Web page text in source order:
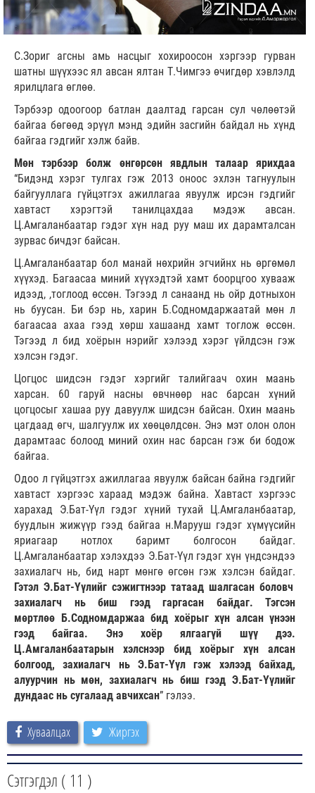
С.Зориг агсны амь насцыг хохироосон хэргээр гурван
шатны шүүхээс ял авсан ялтан Т.Чимгээ өчигдөр хэвлэлд
ярилцлага өглөө.
Тэрбээр одоогоор батлан даалтад гарсан сул чөлөөтэй
байгаа бөгөөд эрүүл мэнд эдийн засгийн байдал нь хүнд
байгаа гэдгийг хэлж байв.
Мөн тэрбээр болж өнгөрсөн явдлын талаар ярихдаа
“Бидэнд хэрэг тулгах гэж 2013 оноос эхлэн тагнуулын
байгууллага гүйцэтгэх ажиллагаа явуулж ирсэн гэдгийг
хавтаст хэрэгтэй танилцахдаа мэдэж авсан.
Ц.Амгаланбаатар гэдэг хүн над руу маш их дарамталсан
зурвас бичдэг байсан.
Ц.Амгаланбаатар бол манай нөхрийн эгчийнх нь өргөмөл
хүүхэд. Багаасаа миний хүүхэдтэй хамт боорцгоо хувааж
идээд, ,тоглоод өссөн. Тэгээд л санаанд нь ойр дотныхон
нь буусан. Би бэр нь, харин Б.Содномдаржаатай мөн л
багаасаа ахаа гээд хөрш хашаанд хамт тоглож өссөн.
Тэгээд л бид хоёрын нэрийг хэлээд хэрэг үйлдсэн гэж
хэлсэн гэдэг.
Цогцос шидсэн гэдэг хэргийг талийгаач охин маань
харсан. 60 гаруй насны өвчнөөр нас барсан хүний
цогцосыг хашаа руу давуулж шидсэн байсан. Охин маань
цагдаад өгч, шалгуулж их хөөцөлдсөн. Энэ мэт олон олон
дарамтаас болоод миний охин нас барсан гэж би бодож
байгаа.
Одоо л гүйцэтгэх ажиллагаа явуулж байсан байна гэдгийг
хавтаст хэргээс хараад мэдэж байна. Хавтаст хэргээс
харахад Э.Бат-Үүл гэдэг хүний тухай Ц.Амгаланбаатар,
буудлын жижүүр гээд байгаа н.Марууш гэдэг хүмүүсийн
яриагаар нотлох баримт болгосон байдаг.
Ц.Амгаланбаатар хэлэхдээ Э.Бат-Үүл гэдэг хүн үндсэндээ
захиалагч нь, бид нарт мөнгө өгсөн гэж хэлсэн байдаг.
Гэтэл Э.Бат-Үүлийг сэжигтнээр татаад шалгасан боловч
захиалагч нь биш гээд гаргасан байдаг. Тэгсэн
мөртлөө Б.Содномдаржаа бид хоёрыг хүн алсан үнээн
гээд байгаа. Энэ хоёр ялгаагүй шүү дээ.
Ц.Амгаланбаатарын хэлснээр бид хоёрыг хүн алсан
болгоод, захиалагч нь Э.Бат-Үүл гэж хэлээд байхад,
алуурчин нь мөн, захиалагч нь биш гээд Э.Бат-Үүлийг
дундаас нь сугалаад авчихсан” гэлээ.
Хуваалцах Жиргэх
Сэтгэгдэл ( 11 )